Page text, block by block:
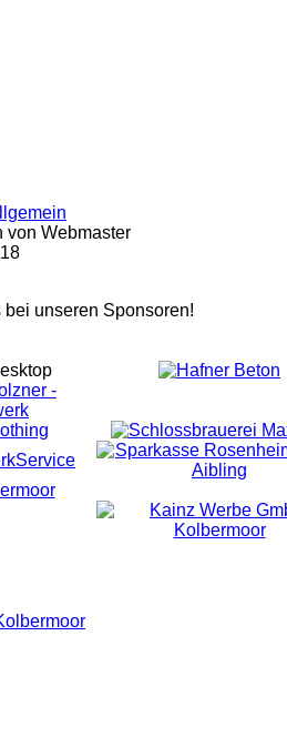
von Webmaster
unseren Sponsoren!